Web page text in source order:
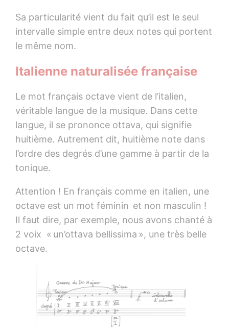
Sa particularité vient du fait qu’il est le seul
intervalle simple entre deux notes qui portent
le même nom.
Italienne naturalisée française
Le mot français octave vient de l’italien,
véritable langue de la musique. Dans cette
langue, il se prononce ottava, qui signifie
huitième. Autrement dit, huitième note dans
l’ordre des degrés d’une gamme à partir de la
tonique.
Attention ! En français comme en italien, une
octave est un mot féminin et non masculin !
Il faut dire, par exemple, nous avons chanté à
2 voix « un’ottava bellissima », une très belle
octave.